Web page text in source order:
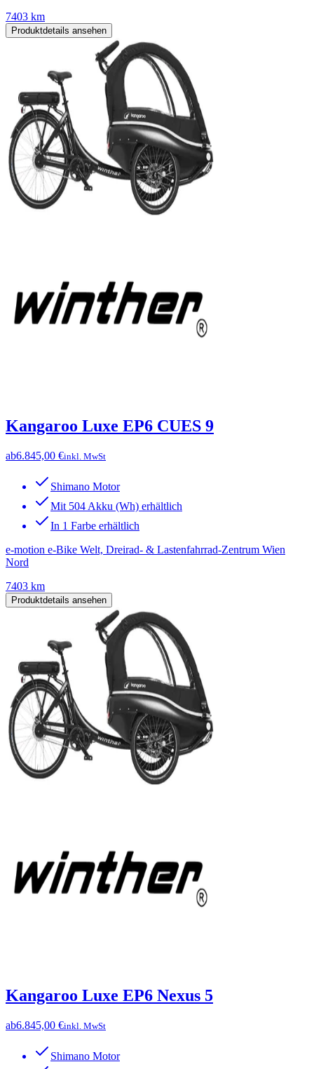
7403 km
Produktdetails ansehen
Kangaroo Luxe EP6 CUES 9
ab6.845,00 €inkl. MwSt
Shimano Motor
Mit 504 Akku (Wh) erhältlich
In 1 Farbe erhältlich
e-motion e-Bike Welt, Dreirad- & Lastenfahrrad-Zentrum Wien
Nord
7403 km
Produktdetails ansehen
Kangaroo Luxe EP6 Nexus 5
ab6.845,00 €inkl. MwSt
Shimano Motor